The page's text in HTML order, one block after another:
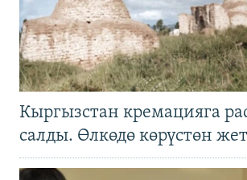
Кыргызстан кремацияга
салды. Өлкөдө көрүстөн